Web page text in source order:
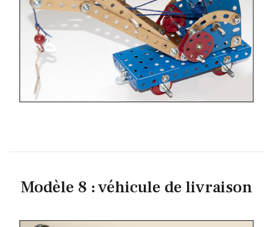
Modèle 8 : véhicule de livraison